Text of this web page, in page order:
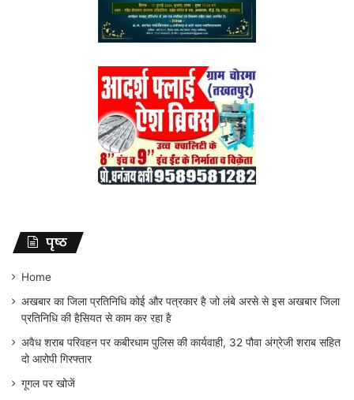
पृष्ठ
Home
अखबार का जिला प्रतिनिधि कोई और पत्रकार है जो लंबे अरसे से इस अखबार जिला
प्रतिनिधि की हैसियत से काम कर रहा है
अवैध शराब परिवहन पर कबीरधाम पुलिस की कार्यवाही, 32 पौवा अंग्रेजी शराब सहित
दो आरोपी गिरफ्तार
गूगल पर खोजें